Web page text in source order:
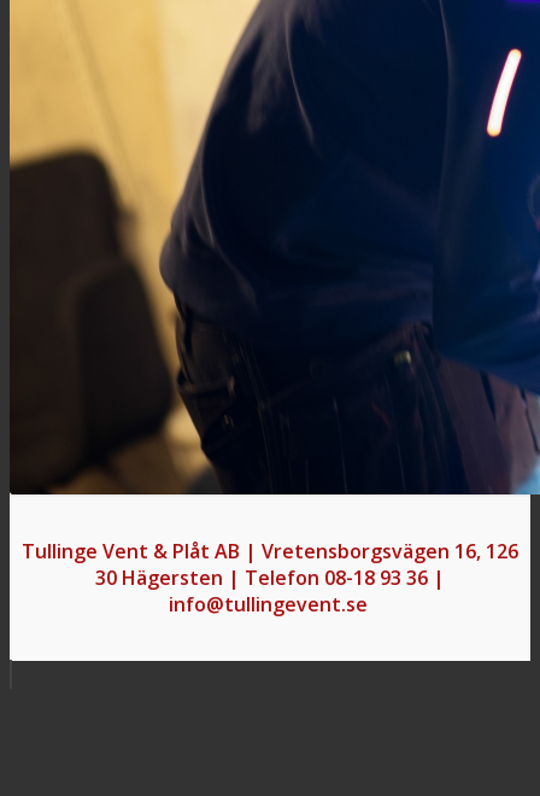
Tullinge Vent & Plåt AB | Vretensborgsvägen 16, 126
30 Hägersten | Telefon 08-18 93 36 |
info@tullingevent.se